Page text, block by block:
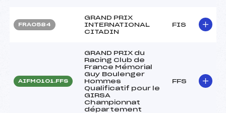
FRA0584
GRAND PRIX
INTERNATIONAL
CITADIN
FIS
AIFM0101.FFS
GRAND PRIX du
Racing Club de
France Mémorial
Guy Boulenger
Hommes
Qualificatif pour le
GIRSA
Championnat
département
FFS